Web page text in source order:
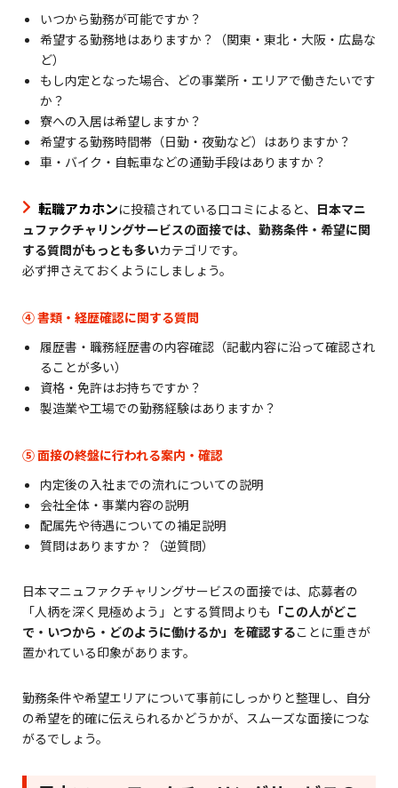
いつから勤務が可能ですか？
希望する勤務地はありますか？（関東・東北・大阪・広島な
ど）
もし内定となった場合、どの事業所・エリアで働きたいです
か？
寮への入居は希望しますか？
希望する勤務時間帯（日勤・夜勤など）はありますか？
車・バイク・自転車などの通勤手段はありますか？
転職アカホンに投稿されている口コミによると、 日本マニ
ュファクチャリングサービスの面接では、勤務条件・希望に関
する質問がもっとも多いカテゴリです。
必ず押さえておくようにしましょう。
④ 書類・経歴確認に関する質問
履歴書・職務経歴書の内容確認（記載内容に沿って確認され
ることが多い）
資格・免許はお持ちですか？
製造業や工場での勤務経験はありますか？
⑤ 面接の終盤に行われる案内・確認
内定後の入社までの流れについての説明
会社全体・事業内容の説明
配属先や待遇についての補足説明
質問はありますか？（逆質問）
日本マニュファクチャリングサービスの面接では、応募者の
「人柄を深く見極めよう」とする質問よりも 「この人がどこ
で・いつから・どのように働けるか」を確認することに重きが
置かれている印象があります。
勤務条件や希望エリアについて事前にしっかりと整理し、自分
の希望を的確に伝えられるかどうかが、スムーズな面接につな
がるでしょう。